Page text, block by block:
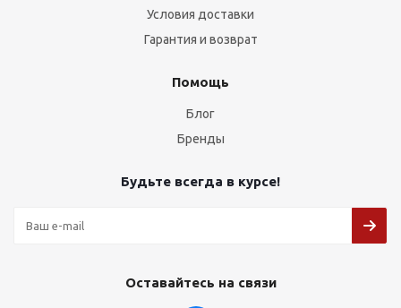
Условия доставки
Гарантия и возврат
Помощь
Блог
Бренды
Будьте всегда в курсе!
Оставайтесь на связи